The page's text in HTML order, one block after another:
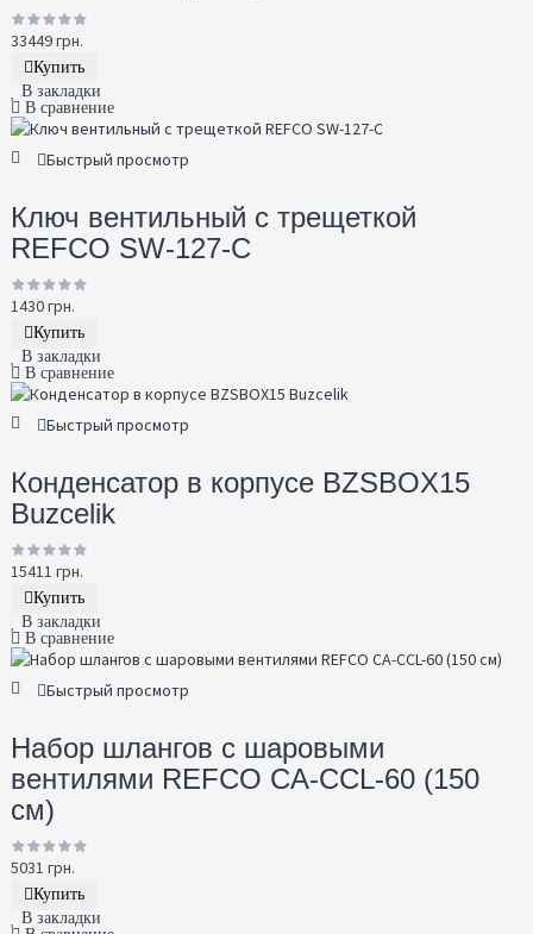
33449 грн.
Купить
В закладки
В сравнение
Быстрый просмотр
Ключ вентильный с трещеткой
REFCO SW-127-C
1430 грн.
Купить
В закладки
В сравнение
Быстрый просмотр
Конденсатор в корпусе BZSBOX15
Buzcelik
15411 грн.
Купить
В закладки
В сравнение
Быстрый просмотр
Набор шлангов с шаровыми
вентилями REFCO CA-CCL-60 (150
см)
5031 грн.
Купить
В закладки